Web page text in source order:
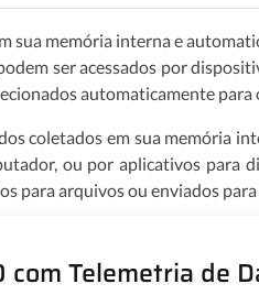
sua memória interna e
ser acessados por
automaticamente
coletados em sua memória
ou por aplicativos para
para arquivos ou enviados para
Telemetria de